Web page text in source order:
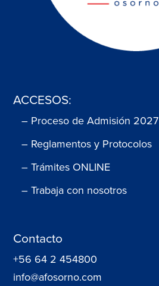
ACCESOS:
– Proceso de Admisión 2027
– Reglamentos y Protocolos
– Trámites ONLINE
– Trabaja con nosotros
Contacto
+56 64 2 454800
info@afosorno.com